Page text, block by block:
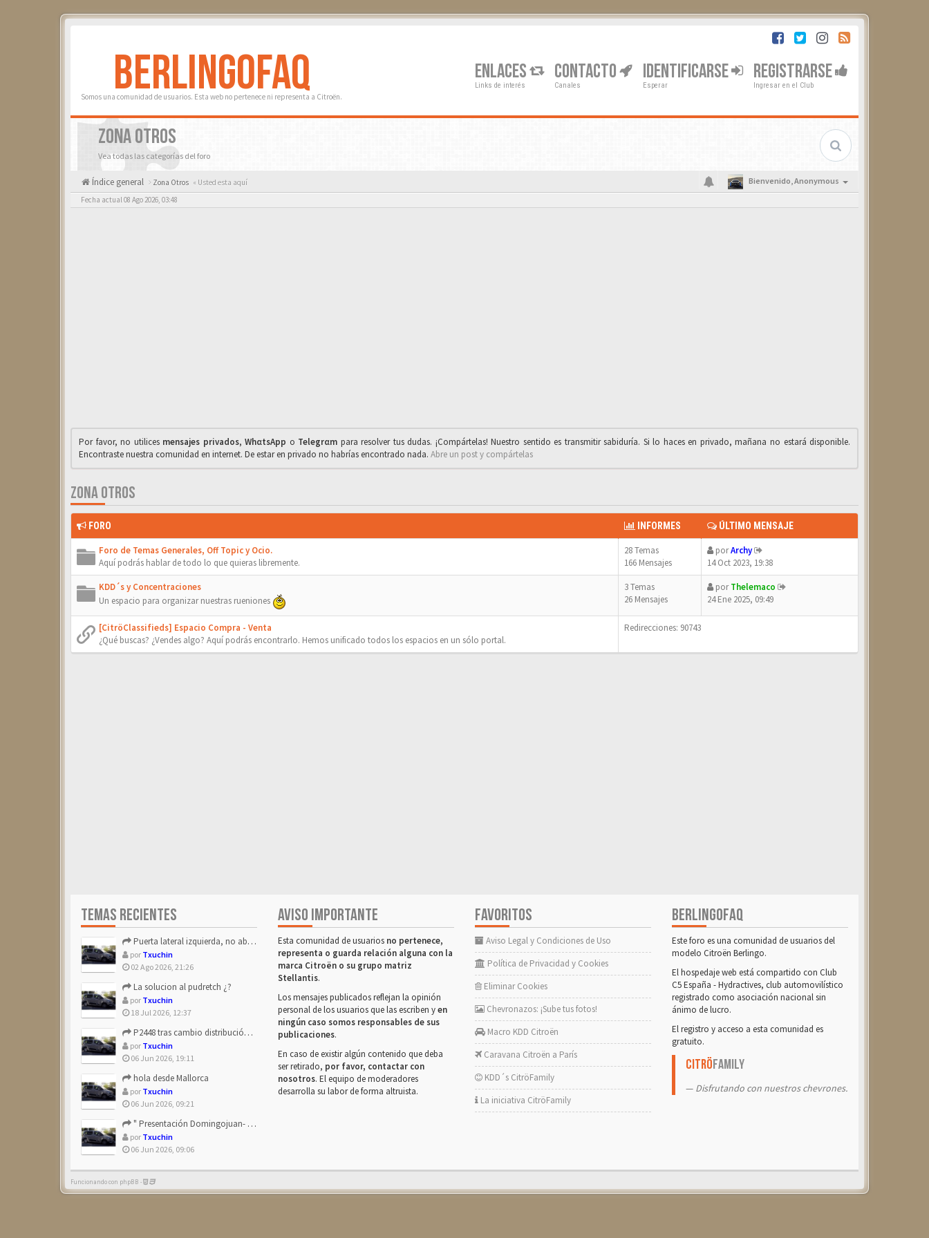
BERLINGOFAQ
Somos una comunidad de usuarios. Esta web no pertenece ni representa a Citroën.
ENLACES
Links de interés
CONTACTO
Canales
IDENTIFICARSE
Esperar
REGISTRARSE
Ingresar en el Club
ZONA OTROS
Vea todas las categorías del foro
Índice general Zona Otros « Usted esta aquí Bienvenido,Anonymous
Fecha actual 08 Ago 2026, 03:48
Por favor, no utilices mensajes privados,WhαtsApp o Telegrαm para resolver tus dudas. ¡Compártelas! Nuestro sentido es transmitir sabiduría. Si lo haces en privado, mañana no estará disponible.
Encontraste nuestra comunidad en internet. De estar en privado no habrías encontrado nada. Abre un post y compártelas
ZONA OTROS
FORO INFORMES ÚLTIMO MENSAJE
Foro de Temas Generales, Off Topic y Ocio.
Aquí podrás hablar de todo lo que quieras libremente.
28 Temas
166 Mensajes
porArchy
14 Oct 2023, 19:38
KDD´s y Concentraciones
Un espacio para organizar nuestras rueniones
3 Temas
26 Mensajes
porThelemaco
24 Ene 2025, 09:49
[CitröClassifieds] Espacio Compra - Venta
¿Qué buscas? ¿Vendes algo? Aquí podrás encontrarlo. Hemos unificado todos los espacios en un sólo portal.
Redirecciones: 90743
TEMAS RECIENTES
Puerta lateral izquierda, no abre después de repostar.
por Txuchin
02 Ago 2026, 21:26
La solucion al pudretch ¿?
por Txuchin
18 Jul 2026, 12:37
P2448 tras cambio distribución + tapas árbol levas
por Txuchin
06 Jun 2026, 19:11
hola desde Mallorca
por Txuchin
06 Jun 2026, 09:21
" Presentación Domingojuan- Berlingo Multiespace Blue ...
por Txuchin
06 Jun 2026, 09:06
AVISO IMPORTANTE
Esta comunidad de usuarios no pertenece,
representa o guarda relación alguna con la
marca Citroën o su grupo matriz
Stellantis.
Los mensajes publicados reflejan la opinión
personal de los usuarios que las escriben yen
ningún caso somos responsables de sus
publicaciones.
En caso de existir algún contenido que deba
ser retirado, por favor, contactar con
nosotros. El equipo de moderadores
desarrolla su labor de forma altruista.
FAVORITOS
Aviso Legal y Condiciones de Uso
Política de Privacidad y Cookies
Eliminar Cookies
Chevronazos: ¡Sube tus fotos!
Macro KDD Citroën
Caravana Citroën a París
KDD´s CitröFamily
La iniciativa CitröFamily
BERLINGOFAQ
Este foro es una comunidad de usuarios del
modelo Citroën Berlingo.
El hospedaje web está compartido con Club
C5 España - Hydractives, club automovilístico
registrado como asociación nacional sin
ánimo de lucro.
El registro y acceso a esta comunidad es
gratuito.
CitröFamily
Disfrutando con nuestros chevrones.
Funcionando con phpBB -